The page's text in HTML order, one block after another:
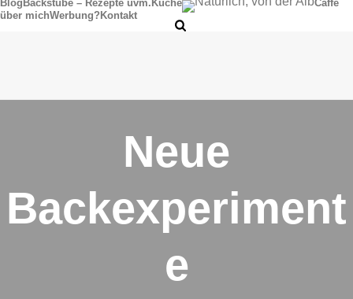
Blog Backstube – Rezepte uvm. Küche
Caffè
über michWerbung? Kontakt
Neue
Backexperiment
e